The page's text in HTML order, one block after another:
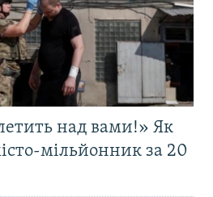
над вами!» Як
мільйонник за 20